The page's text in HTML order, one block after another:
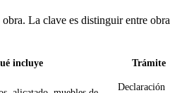
La clave es distinguir entre obra
incluye Trámite
Declaración